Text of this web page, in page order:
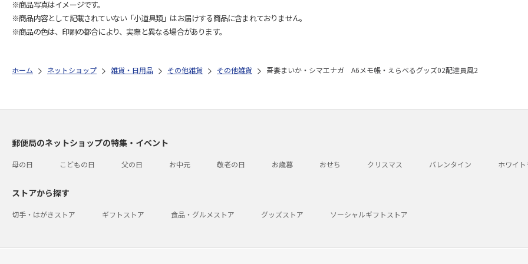
※商品写真はイメージです。
※商品内容として記載されていない「小道具類」はお届けする商品に含まれておりません。
※商品の色は、印刷の都合により、実際と異なる場合があります。
ホーム ネットショップ 雑貨・日用品 その他雑貨 その他雑貨 吾妻まいか・シマエナガ A6メモ帳・えらべるグッズ02配達員風2
郵便局のネットショップの特集・イベント
母の日 こどもの日 父の日 お中元 敬老の日 お歳暮 おせち クリスマス バレンタイン ホワイ
ストアから探す
切手・はがきストア ギフトストア 食品・グルメストア グッズストア ソーシャルギフトストア